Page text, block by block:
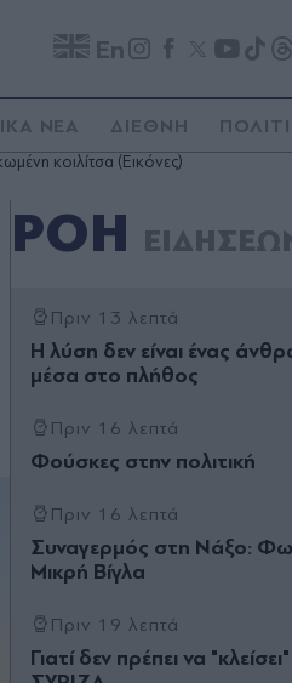
En
ΝΕΑ ΔΙΕΘΝΗ
κοιλίτσα (Εικόνες)
ΡΟΗ
Πριν 13 λεπτά
Η λύση δεν είναι ένας
µέσα στο πλήθος
Πριν 16 λεπτά
Φούσκες στην πολιτική
Πριν 16 λεπτά
Συναγερμός στη Νάξο:
Μικρή Βίγλα
Πριν 19 λεπτά
Γιατί δεν πρέπει να